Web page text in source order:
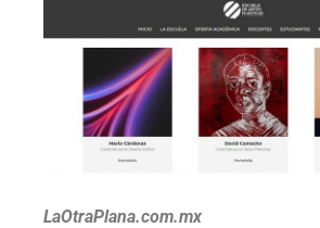
LaOtraPlana.com.mx